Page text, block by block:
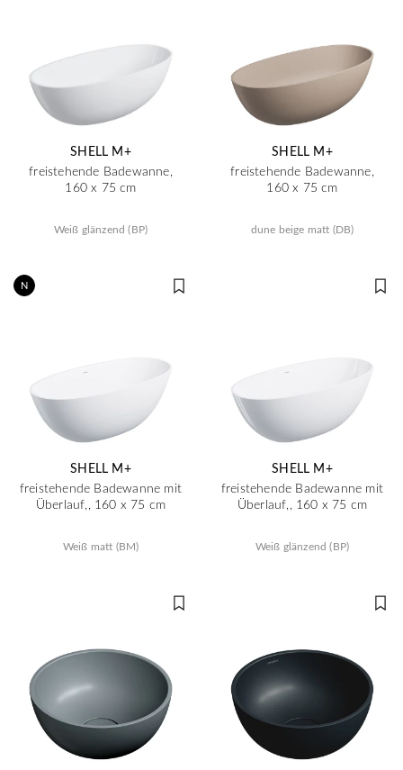
SHELL M+
freistehende Badewanne,
160 x 75 cm
Weiß glänzend (BP)
SHELL M+
freistehende Badewanne,
160 x 75 cm
dune beige matt (DB)
N
SHELL M+
freistehende Badewanne mit
Überlauf,, 160 x 75 cm
Weiß matt (BM)
SHELL M+
freistehende Badewanne mit
Überlauf,, 160 x 75 cm
Weiß glänzend (BP)